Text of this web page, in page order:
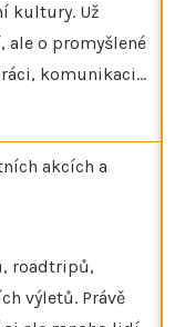
kultury. Už
ale o promyšlené
komunikaci…
akcích a
roadtripů,
výletů. Právě